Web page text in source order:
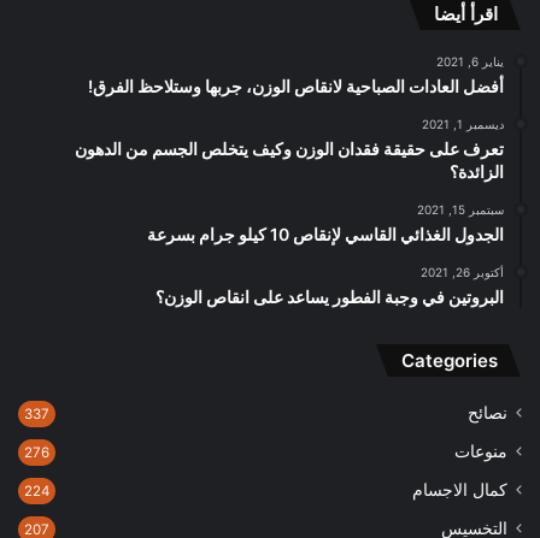
اقرأ أيضا
يناير 6, 2021
أفضل العادات الصباحية لانقاص الوزن، جربها وستلاحظ الفرق!
ديسمبر 1, 2021
تعرف على حقيقة فقدان الوزن وكيف يتخلص الجسم من الدهون
الزائدة؟
سبتمبر 15, 2021
الجدول الغذائي القاسي لإنقاص 10 كيلو جرام بسرعة
أكتوبر 26, 2021
البروتين في وجبة الفطور يساعد على انقاص الوزن؟
Categories
نصائح 337
منوعات 276
كمال الاجسام 224
التخسيس 207